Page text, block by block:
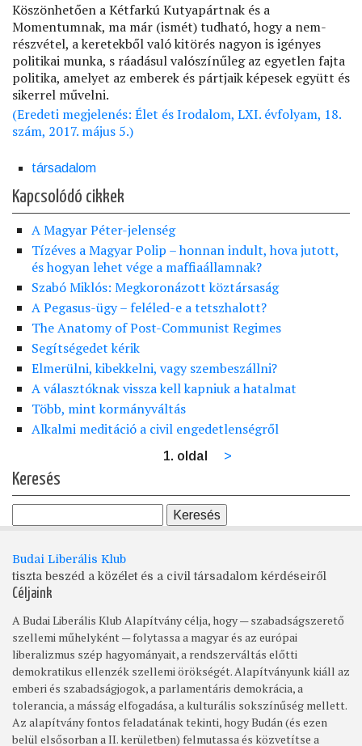
Köszönhetően a Kétfarkú Kutyapártnak és a
Momentumnak, ma már (ismét) tudható, hogy a nem-
részvétel, a keretekből való kitörés nagyon is igényes
politikai munka, s ráadásul valószínűleg az egyetlen fajta
politika, amelyet az emberek és pártjaik képesek együtt és
sikerrel művelni.
(Eredeti megjelenés: Élet és Irodalom, LXI. évfolyam, 18.
szám, 2017. május 5.)
társadalom
Kapcsolódó cikkek
A Magyar Péter-jelenség
Tízéves a Magyar Polip – honnan indult, hova jutott,
és hogyan lehet vége a maffiaállamnak?
Szabó Miklós: Megkoronázott köztársaság
A Pegasus-ügy – feléled-e a tetszhalott?
The Anatomy of Post-Communist Regimes
Segítségedet kérik
Elmerülni, kibekkelni, vagy szembeszállni?
A választóknak vissza kell kapniuk a hatalmat
Több, mint kormányváltás
Alkalmi meditáció a civil engedetlenségről
1. oldal
Következő
>
Keresés
Budai Liberális Klub
tiszta beszéd a közélet és a civil társadalom kérdéseiről
Céljaink
A Budai Liberális Klub Alapítvány célja, hogy — szabadságszerető
szellemi műhelyként — folytassa a magyar és az európai
liberalizmus szép hagyományait, a rendszerváltás előtti
demokratikus ellenzék szellemi örökségét. Alapítványunk kiáll az
emberi és szabadságjogok, a parlamentáris demokrácia, a
tolerancia, a másság elfogadása, a kulturális sokszínűség mellett.
Az alapítvány fontos feladatának tekinti, hogy Budán (és ezen
belül elsősorban a II. kerületben) felmutassa és közvetítse a